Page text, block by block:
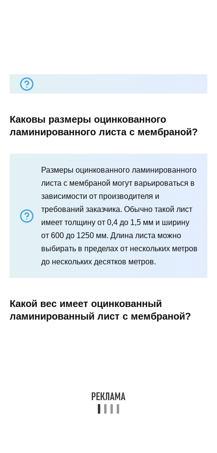
Каковы размеры оцинкованного
ламинированного листа с мембраной?
Размеры оцинкованного ламинированного
листа с мембраной могут варьироваться в
зависимости от производителя и
требований заказчика. Обычно такой лист
имеет толщину от 0,4 до 1,5 мм и ширину
от 600 до 1250 мм. Длина листа можно
выбирать в пределах от нескольких метров
до нескольких десятков метров.
Какой вес имеет оцинкованный
ламинированный лист с мембраной?